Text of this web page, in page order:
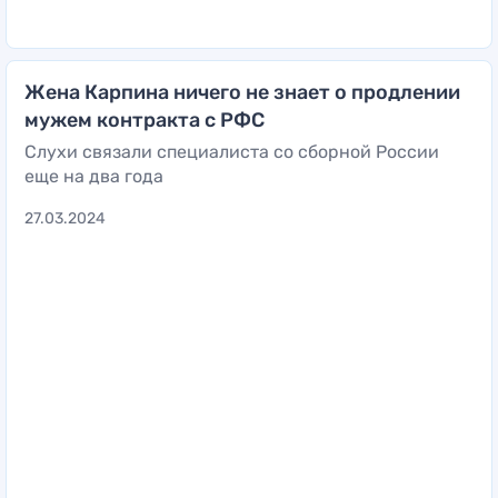
Жена Карпина ничего не знает о продлении
мужем контракта с РФС
Слухи связали специалиста со сборной России
еще на два года
27.03.2024